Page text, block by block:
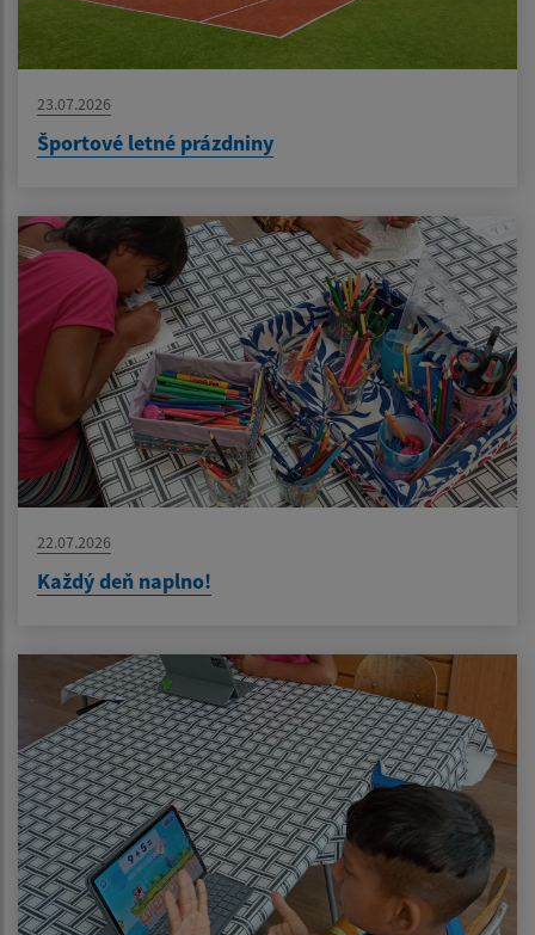
23.07.2026
Športové letné prázdniny
22.07.2026
Každý deň naplno!